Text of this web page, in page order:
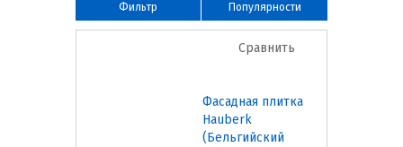
Популярности
Фильтр
Сравнить
Фасадная плитка
Hauberk
(Бельгийский